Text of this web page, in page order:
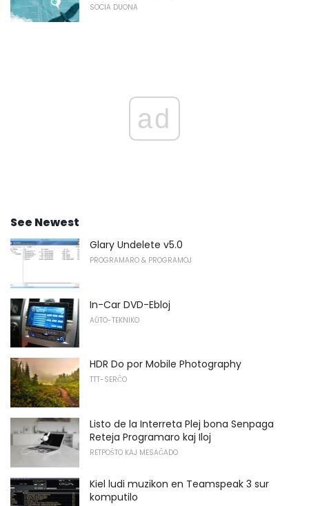
SOCIA DUONA
ad
See Newest
Glary Undelete v5.0
PROGRAMARO & PROGRAMOJ
In-Car DVD-Ebloj
AŬTO-TEKNIKO
HDR Do por Mobile Photography
TTT-SERĈO
Listo de la Interreta Plej bona Senpaga
Reteja Programaro kaj Iloj
RETPOŜTO KAJ MESAĜADO
Kiel ludi muzikon en Teamspeak 3 sur
komputilo